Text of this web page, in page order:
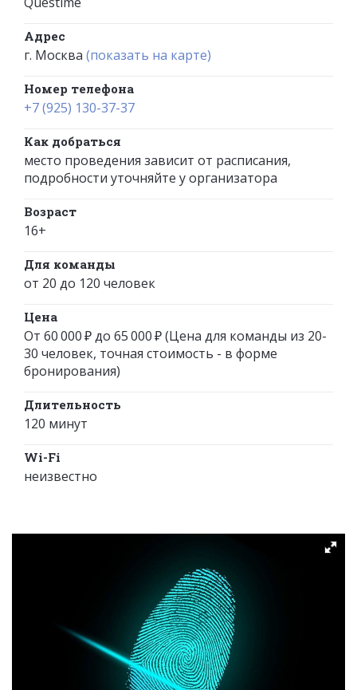
Адрес
г. Москва (показать на карте)
Номер телефона
+7 (925) 130-37-37
Как добраться
место проведения зависит от расписания,
подробности уточняйте у организатора
Возраст
16+
Для команды
от 20 до 120 человек
Цена
От 60 000 ₽ до 65 000 ₽ (Цена для команды из 20-
30 человек, точная стоимость - в форме
бронирования)
Длительность
120 минут
Wi-Fi
неизвестно